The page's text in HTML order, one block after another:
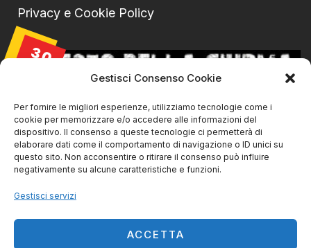
Gestisci Consenso Cookie
Per fornire le migliori esperienze, utilizziamo tecnologie come i
cookie per memorizzare e/o accedere alle informazioni del
dispositivo. Il consenso a queste tecnologie ci permetterà di
elaborare dati come il comportamento di navigazione o ID unici su
questo sito. Non acconsentire o ritirare il consenso può influire
negativamente su alcune caratteristiche e funzioni.
Gestisci servizi
ACCETTA
Privacy e Cookie Policy
30